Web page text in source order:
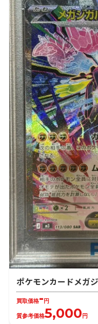
ポケモンカードメガ
買取価格- 円
質参考価格5,000 円